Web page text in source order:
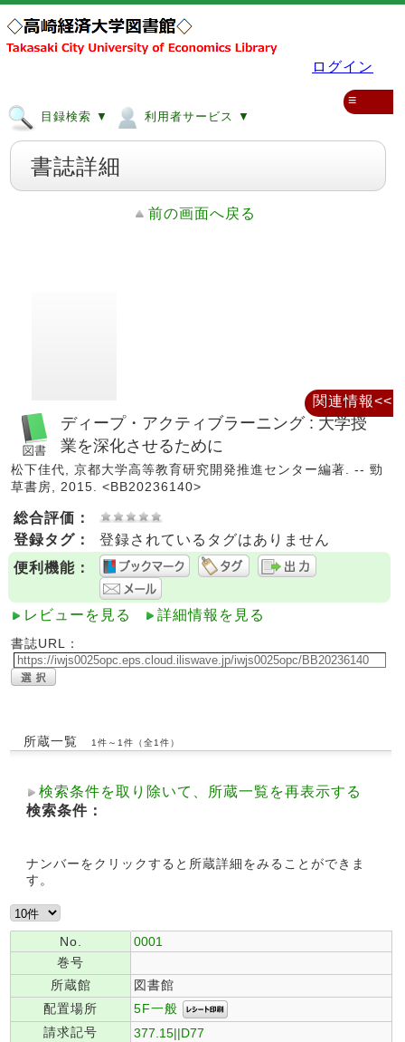
ログイン
目録検索 ▼ 利用者サービス ▼
≡
書誌詳細
前の画面へ戻る
ディープ・アクティブラーニング : 大学授
業を深化させるために
松下佳代, 京都大学高等教育研究開発推進センター編著. -- 勁
草書房, 2015. <BB20236140>
総合評価：
登録タグ：
登録されているタグはありません
便利機能：
レビューを見る 詳細情報を見る
書誌URL：
所蔵一覧 1件～1件（全1件）
検索条件を取り除いて、所蔵一覧を再表示する
検索条件：
ナンバーをクリックすると所蔵詳細をみることができま
す。
No.
0001
巻号
所蔵館
図書館
配置場所
5F一般
請求記号
377.15||D77
関連情報<<